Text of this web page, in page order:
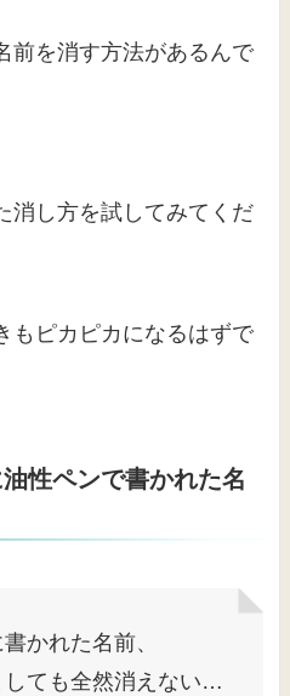
前を消す方法があるんで
消し方を試してみてくだ
もピカピカになるはずで
性ペンで書かれた名
かれた名前、
ても全然消えない…